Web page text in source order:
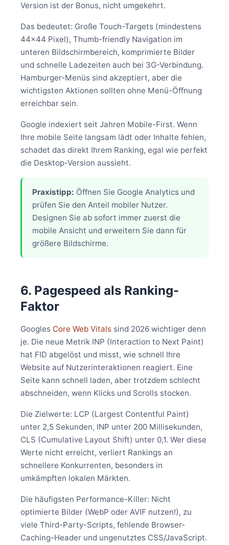
Version ist der Bonus, nicht umgekehrt.
Das bedeutet: Große Touch-Targets (mindestens
44x44 Pixel), Thumb-friendly Navigation im
unteren Bildschirmbereich, komprimierte Bilder
und schnelle Ladezeiten auch bei 3G-Verbindung.
Hamburger-Menüs sind akzeptiert, aber die
wichtigsten Aktionen sollten ohne Menü-Öffnung
erreichbar sein.
Google indexiert seit Jahren Mobile-First. Wenn
Ihre mobile Seite langsam lädt oder Inhalte fehlen,
schadet das direkt Ihrem Ranking, egal wie perfekt
die Desktop-Version aussieht.
Praxistipp: Öffnen Sie Google Analytics und
prüfen Sie den Anteil mobiler Nutzer.
Designen Sie ab sofort immer zuerst die
mobile Ansicht und erweitern Sie dann für
größere Bildschirme.
6. Pagespeed als Ranking-
Faktor
Googles Core Web Vitals sind 2026 wichtiger denn
je. Die neue Metrik INP (Interaction to Next Paint)
hat FID abgelöst und misst, wie schnell Ihre
Website auf Nutzerinteraktionen reagiert. Eine
Seite kann schnell laden, aber trotzdem schlecht
abschneiden, wenn Klicks und Scrolls stocken.
Die Zielwerte: LCP (Largest Contentful Paint)
unter 2,5 Sekunden, INP unter 200 Millisekunden,
CLS (Cumulative Layout Shift) unter 0,1. Wer diese
Werte nicht erreicht, verliert Rankings an
schnellere Konkurrenten, besonders in
umkämpften lokalen Märkten.
Die häufigsten Performance-Killer: Nicht
optimierte Bilder (WebP oder AVIF nutzen!), zu
viele Third-Party-Scripts, fehlende Browser-
Caching-Header und ungenutztes CSS/JavaScript.